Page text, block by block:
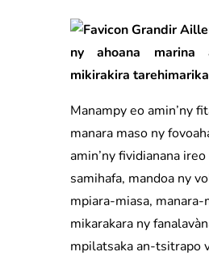
nyahoana marina
mikirakira
Manampy eo amin’ny
manara maso ny
amin’ny fividianana
samihafa, mandoa ny
mpiara-miasa, manara-
mikarakara ny
mpilatsaka an-tsitrapo